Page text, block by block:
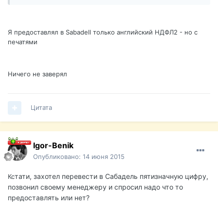
Я предоставлял в Sabadell только английский НДФЛ2 - но с
печатями
Ничего не заверял
Цитата
Igor-Benik
Опубликовано: 14 июня 2015
Кстати, захотел перевести в Сабадель пятизначную цифру,
позвонил своему менеджеру и спросил надо что то
предоставлять или нет?